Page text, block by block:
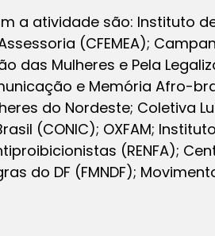
a atividade são: Instituto
(CFEMEA);
das Mulheres e Pela
e Memória Afro-
do Nordeste; Coletiva
(CONIC); OXFAM;
(RENFA);
do DF (FMNDF);